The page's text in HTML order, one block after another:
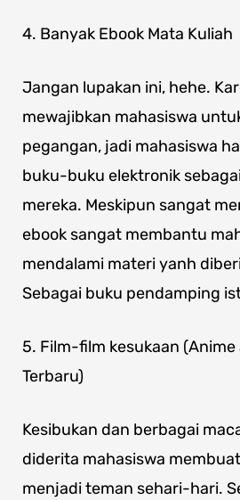
4. Banyak Ebook Mata Kuliah
Jangan lupakan ini, hehe.
mewajibkan mahasiswa
pegangan, jadi mahasiswa
buku-buku elektronik
mereka. Meskipun sangat
ebook sangat membantu
mendalami materi yanh
Sebagai buku pendamping
5. Film-film kesukaan (Anime
Terbaru)
Kesibukan dan berbagai
diderita mahasiswa
menjadi teman sehari-hari.